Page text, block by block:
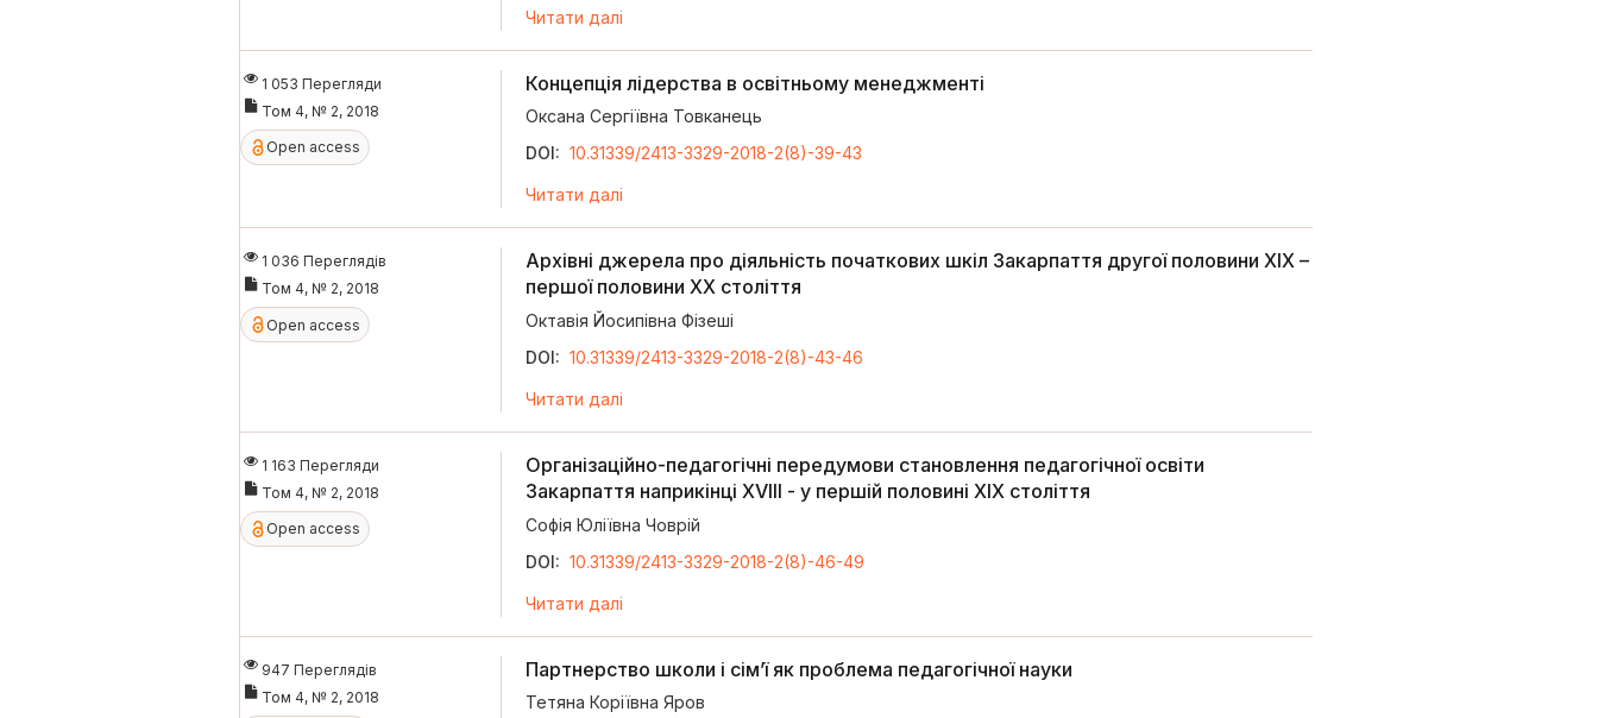
Читати далі
1 053 Перегляди
Том 4, № 2, 2018
Open access
Концепція лідерства в освітньому менеджменті
Оксана Сергіївна Товканець
DOI: 10.31339/2413-3329-2018-2(8)-39-43
Читати далі
1 036 Переглядів
Том 4, № 2, 2018
Open access
Архівні джерела про діяльність початкових шкіл Закарпаття другої половини ХІХ –
першої половини ХХ століття
Октавія Йосипівна Фізеші
DOI: 10.31339/2413-3329-2018-2(8)-43-46
Читати далі
1 163 Перегляди
Том 4, № 2, 2018
Open access
Організаційно-педагогічні передумови становлення педагогічної освіти
Закарпаття наприкінці XVIII - у першій половині ХІХ століття
Софія Юліївна Човрій
DOI: 10.31339/2413-3329-2018-2(8)-46-49
Читати далі
947 Переглядів
Том 4, № 2, 2018
Партнерство школи і сім’ї як проблема педагогічної науки
Тетяна Коріївна Яров